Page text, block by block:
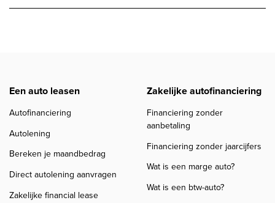
Een auto leasen
Autofinanciering
Autolening
Bereken je maandbedrag
Direct autolening aanvragen
Zakelijke financial lease
Zakelijke autofinanciering
Financiering zonder
aanbetaling
Financiering zonder jaarcijfers
Wat is een marge auto?
Wat is een btw-auto?